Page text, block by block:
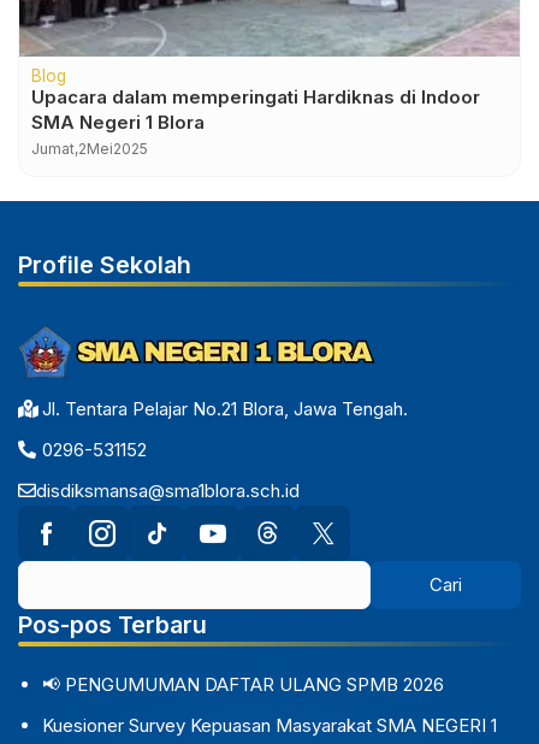
Blog
Upacara dalam memperingati Hardiknas di Indoor
SMA Negeri 1 Blora
Jumat,2Mei2025
Profile Sekolah
Jl. Tentara Pelajar No.21 Blora, Jawa Tengah.
0296-531152
disdiksmansa@sma1blora.sch.id
Pos-pos Terbaru
📢 PENGUMUMAN DAFTAR ULANG SPMB 2026
Kuesioner Survey Kepuasan Masyarakat SMA NEGERI 1